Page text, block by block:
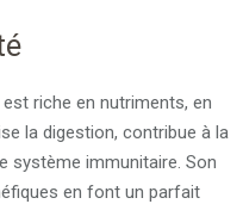
est riche en nutriments, en
la digestion, contribue à la
système immunitaire. Son
en font un parfait